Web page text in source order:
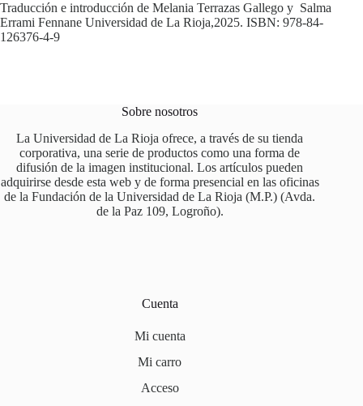
Traducción e introducción de Melania Terrazas Gallego y Salma
Errami Fennane Universidad de La Rioja,2025. ISBN: 978-84-
126376-4-9
Sobre nosotros
La Universidad de La Rioja ofrece, a través de su tienda
corporativa, una serie de productos como una forma de
difusión de la imagen institucional. Los artículos pueden
adquirirse desde esta web y de forma presencial en las oficinas
de la Fundación de la Universidad de La Rioja (M.P.) (Avda.
de la Paz 109, Logroño).
Cuenta
Mi cuenta
Mi carro
Acceso